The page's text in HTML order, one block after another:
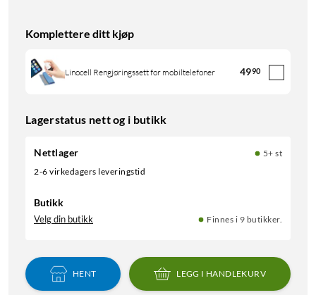
Komplettere ditt kjøp
Linocell Rengjøringssett for mobiltelefoner 4990
Lagerstatus nett og i butikk
Nettlager
5+ st
2-6 virkedagers leveringstid
Butikk
Velg din butikk Finnes i 9 butikker.
HENT LEGG I HANDLEKURV